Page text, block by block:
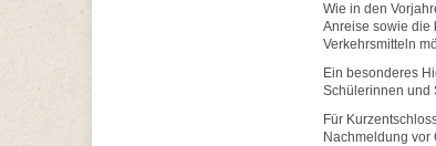
Wie in den
Anreise sowie die
Verkehrsmitteln
Ein besonderes
Schülerinnen und
Für
Nachmeldung vor